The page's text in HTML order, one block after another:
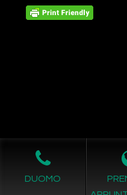
Leggi L'informativa privacy
DUOMO